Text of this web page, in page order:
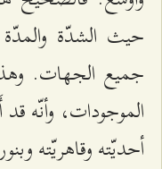
حيث الشدّة
جميع الجهات.
الموجودات، وأنّه
أحديّته وقاهريّته